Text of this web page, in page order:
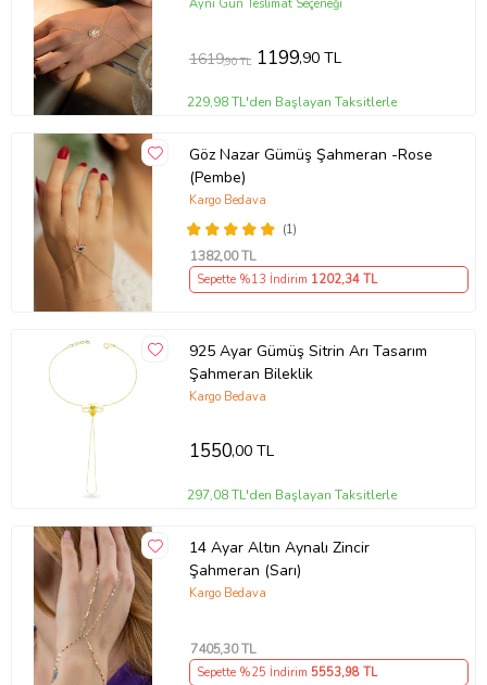
Aynı Gün Teslimat Seçeneği
1619,90 TL 1199,90 TL
229,98 TL'den Başlayan Taksitlerle
Göz Nazar Gümüş Şahmeran -Rose
(Pembe)
(1)
Kargo Bedava
1382,00 TL
Sepette %13 İndirim 1202,34 TL
925 Ayar Gümüş Sitrin Arı Tasarım
Şahmeran Bileklik
Kargo Bedava
1550,00 TL
297,08 TL'den Başlayan Taksitlerle
14 Ayar Altın Aynalı Zincir
Şahmeran (Sarı)
Kargo Bedava
7405,30 TL
Sepette %25 İndirim 5553,98 TL